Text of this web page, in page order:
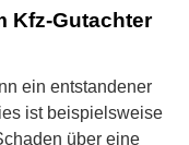
Kfz-Gutachter
ein entstandener
ist beispielsweise
über eine